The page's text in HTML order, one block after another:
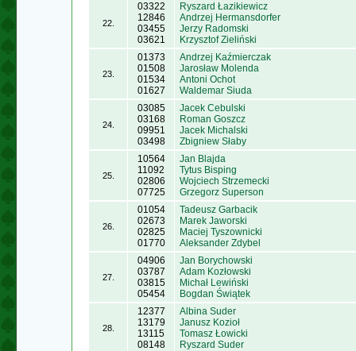
22.
03322
12846
03455
03621
Ryszard Łazikiewicz
Andrzej Hermansdorfer
Jerzy Radomski
Krzysztof Zieliński
23.
01373
01508
01534
01627
Andrzej Kaźmierczak
Jarosław Molenda
Antoni Ochot
Waldemar Siuda
24.
03085
03168
09951
03498
Jacek Cebulski
Roman Goszcz
Jacek Michalski
Zbigniew Słaby
25.
10564
11092
02806
07725
Jan Blajda
Tytus Bisping
Wojciech Strzemecki
Grzegorz Superson
26.
01054
02673
02825
01770
Tadeusz Garbacik
Marek Jaworski
Maciej Tyszownicki
Aleksander Zdybel
27.
04906
03787
03815
05454
Jan Borychowski
Adam Kozłowski
Michał Lewiński
Bogdan Świątek
28.
12377
13179
13115
08148
Albina Suder
Janusz Kozioł
Tomasz Łowicki
Ryszard Suder